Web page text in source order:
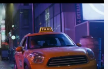
Покемон: Сила Избранного /
Покемон 2000